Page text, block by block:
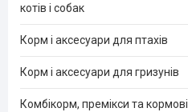
котів і собак
Корм і аксесуари для птахів
Корм і аксесуари для гризунів
Комбікорм, премікси та кормові